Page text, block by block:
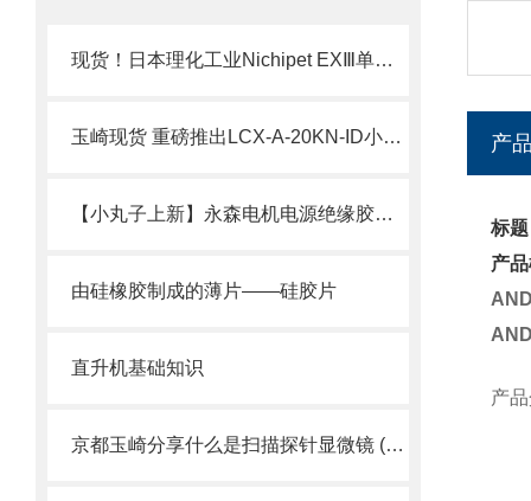
现货！日本理化工业Nichipet EXⅢ单道可调移液器技术介绍
玉崎现货 重磅推出LCX-A-20KN-ID小型压缩式载荷传感器
【小丸子上新】永森电机电源绝缘胶套50AMP现货
由硅橡胶制成的薄片——硅胶片
直升机基础知识
京都玉崎分享什么是扫描探针显微镜 (SPM)？
产
标
产
产